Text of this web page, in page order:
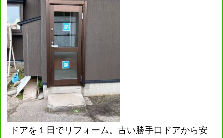
ドアを１日でリフォーム。古い勝手口ドアから安